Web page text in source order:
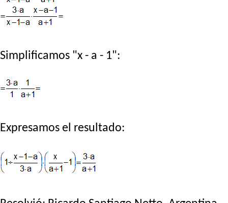
Simplificamos "x - a - 1":
Expresamos el resultado: